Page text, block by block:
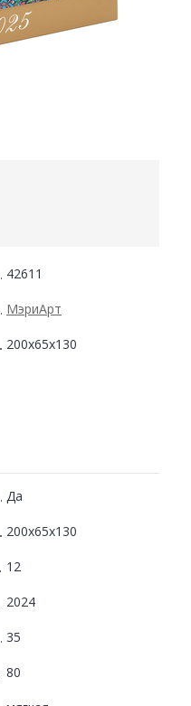
42611
МэриАрт
200x65x130
Да
200x65x130
12
2024
35
80